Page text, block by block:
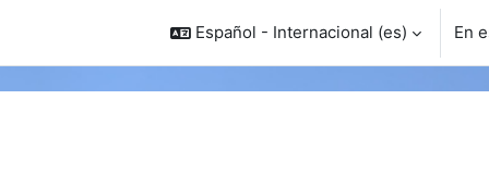
Español - Internacional ‎(es)‎ En